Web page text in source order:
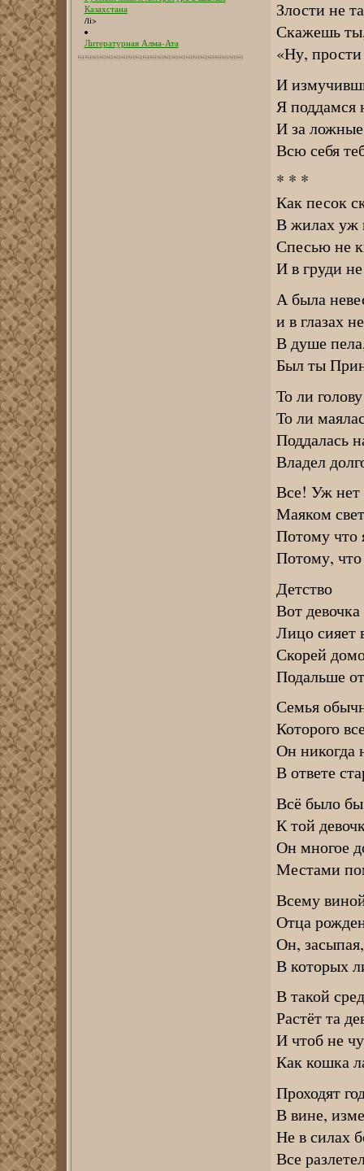
Казахстана
/li>
Литературная Алма-Ата
Злости не
Скажешь
«Ну,
И
Я поддамся
И за
Всю себя
* * *
Как песок
В жилах уж
Спесью не
И в груди
А была
и в глазах
В душе
Был ты
То ли
То ли
Поддалась
Владел
Все! Уж нет
Маяком
Потому что
Потому,
Детство
Вот
Лицо сияет
Скорей
Подальше
Семья
Которого
Он никогда
В ответе
Всё было
К той
Он многое
Местами
Всему
Отца
Он,
В которых
В такой
Растёт та
И чтоб не
Как кошка
Проходят
В вине,
Не в силах
Все